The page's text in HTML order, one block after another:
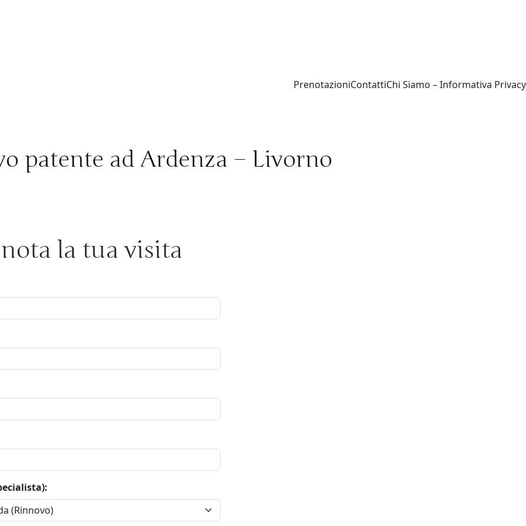
PrenotazioniContattiChi Siamo – Informativa Privacy
patente ad Ardenza – Livorno
la tua visita